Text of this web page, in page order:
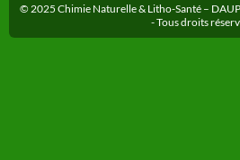
© 2025 Chimie Naturelle & Litho-Santé –
- Tous droits